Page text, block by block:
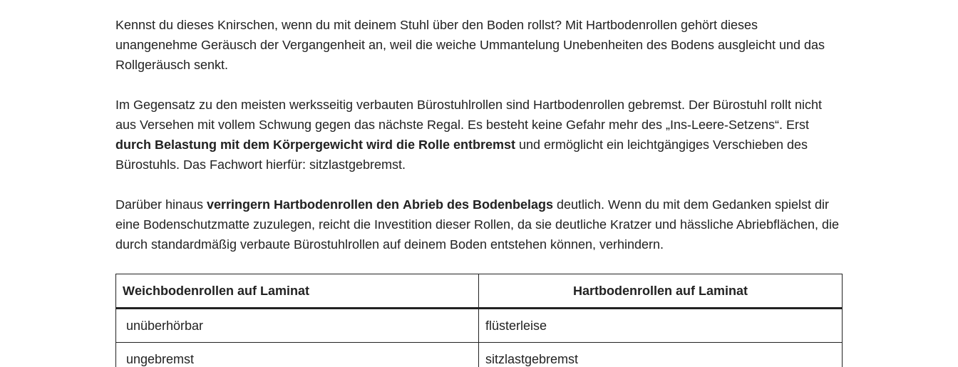
Kennst du dieses Knirschen, wenn du mit deinem Stuhl über den Boden rollst? Mit Hartbodenrollen gehört dieses
unangenehme Geräusch der Vergangenheit an, weil die weiche Ummantelung Unebenheiten des Bodens ausgleicht und das
Rollgeräusch senkt.
Im Gegensatz zu den meisten werksseitig verbauten Bürostuhlrollen sind Hartbodenrollen gebremst. Der Bürostuhl rollt nicht
aus Versehen mit vollem Schwung gegen das nächste Regal. Es besteht keine Gefahr mehr des „Ins-Leere-Setzens“. Erst
durch Belastung mit dem Körpergewicht wird die Rolle entbremst und ermöglicht ein leichtgängiges Verschieben des
Bürostuhls. Das Fachwort hierfür: sitzlastgebremst.
Darüber hinaus verringern Hartbodenrollen den Abrieb des Bodenbelags deutlich. Wenn du mit dem Gedanken spielst dir
eine Bodenschutzmatte zuzulegen, reicht die Investition dieser Rollen, da sie deutliche Kratzer und hässliche Abriebflächen, die
durch standardmäßig verbaute Bürostuhlrollen auf deinem Boden entstehen können, verhindern.
Weichbodenrollen auf Laminat Hartbodenrollen auf Laminat
unüberhörbar flüsterleise
ungebremst sitzlastgebremst